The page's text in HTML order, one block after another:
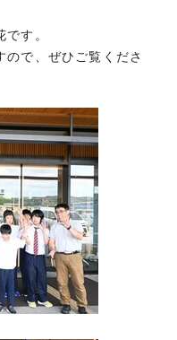
す。
で、ぜひご覧くださ